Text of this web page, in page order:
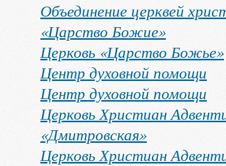
Объединение церквей
«Царство Божие»
Церковь «Царство Божье»
Центр духовной помощи
Центр духовной помощи
Церковь Христиан
«Дмитровская»
Церковь Христиан